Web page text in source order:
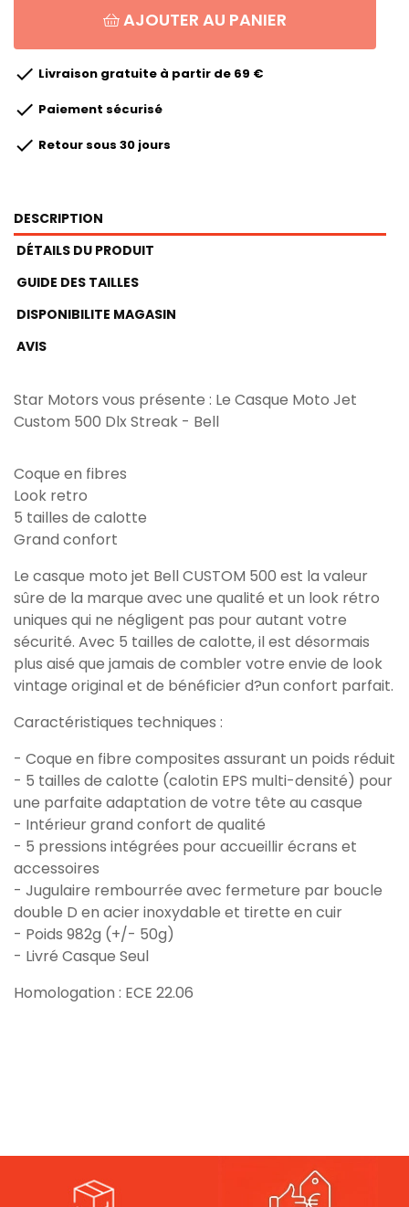
AJOUTER AU PANIER
 Livraison gratuite à partir de 69 €
 Paiement sécurisé
 Retour sous 30 jours
DESCRIPTION
DÉTAILS DU PRODUIT
GUIDE DES TAILLES
DISPONIBILITE MAGASIN
AVIS
Star Motors vous présente : Le Casque Moto Jet
Custom 500 Dlx Streak - Bell
Coque en fibres
Look retro
5 tailles de calotte
Grand confort
Le casque moto jet Bell CUSTOM 500 est la valeur
sûre de la marque avec une qualité et un look rétro
uniques qui ne négligent pas pour autant votre
sécurité. Avec 5 tailles de calotte, il est désormais
plus aisé que jamais de combler votre envie de look
vintage original et de bénéficier d?un confort parfait.
Caractéristiques techniques :
- Coque en fibre composites assurant un poids réduit
- 5 tailles de calotte (calotin EPS multi-densité) pour
une parfaite adaptation de votre tête au casque
- Intérieur grand confort de qualité
- 5 pressions intégrées pour accueillir écrans et
accessoires
- Jugulaire rembourrée avec fermeture par boucle
double D en acier inoxydable et tirette en cuir
- Poids 982g (+/- 50g)
- Livré Casque Seul
Homologation : ECE 22.06